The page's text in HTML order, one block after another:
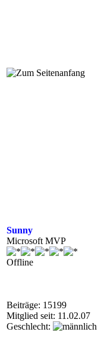
Sunny
Microsoft MVP
Offline
Beiträge: 15199
Mitglied seit: 11.02.07
Geschlecht: